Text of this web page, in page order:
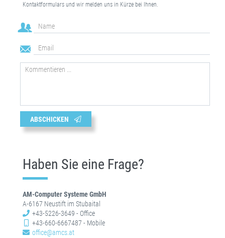
Kontaktformulars und wir melden uns in Kürze bei Ihnen.
ABSCHICKEN
Haben Sie eine Frage?
AM-Computer Systeme GmbH
A-6167 Neustift im Stubaital
+43-5226-3649 - Office
+43-660-6667487 - Mobile
office@amcs.at